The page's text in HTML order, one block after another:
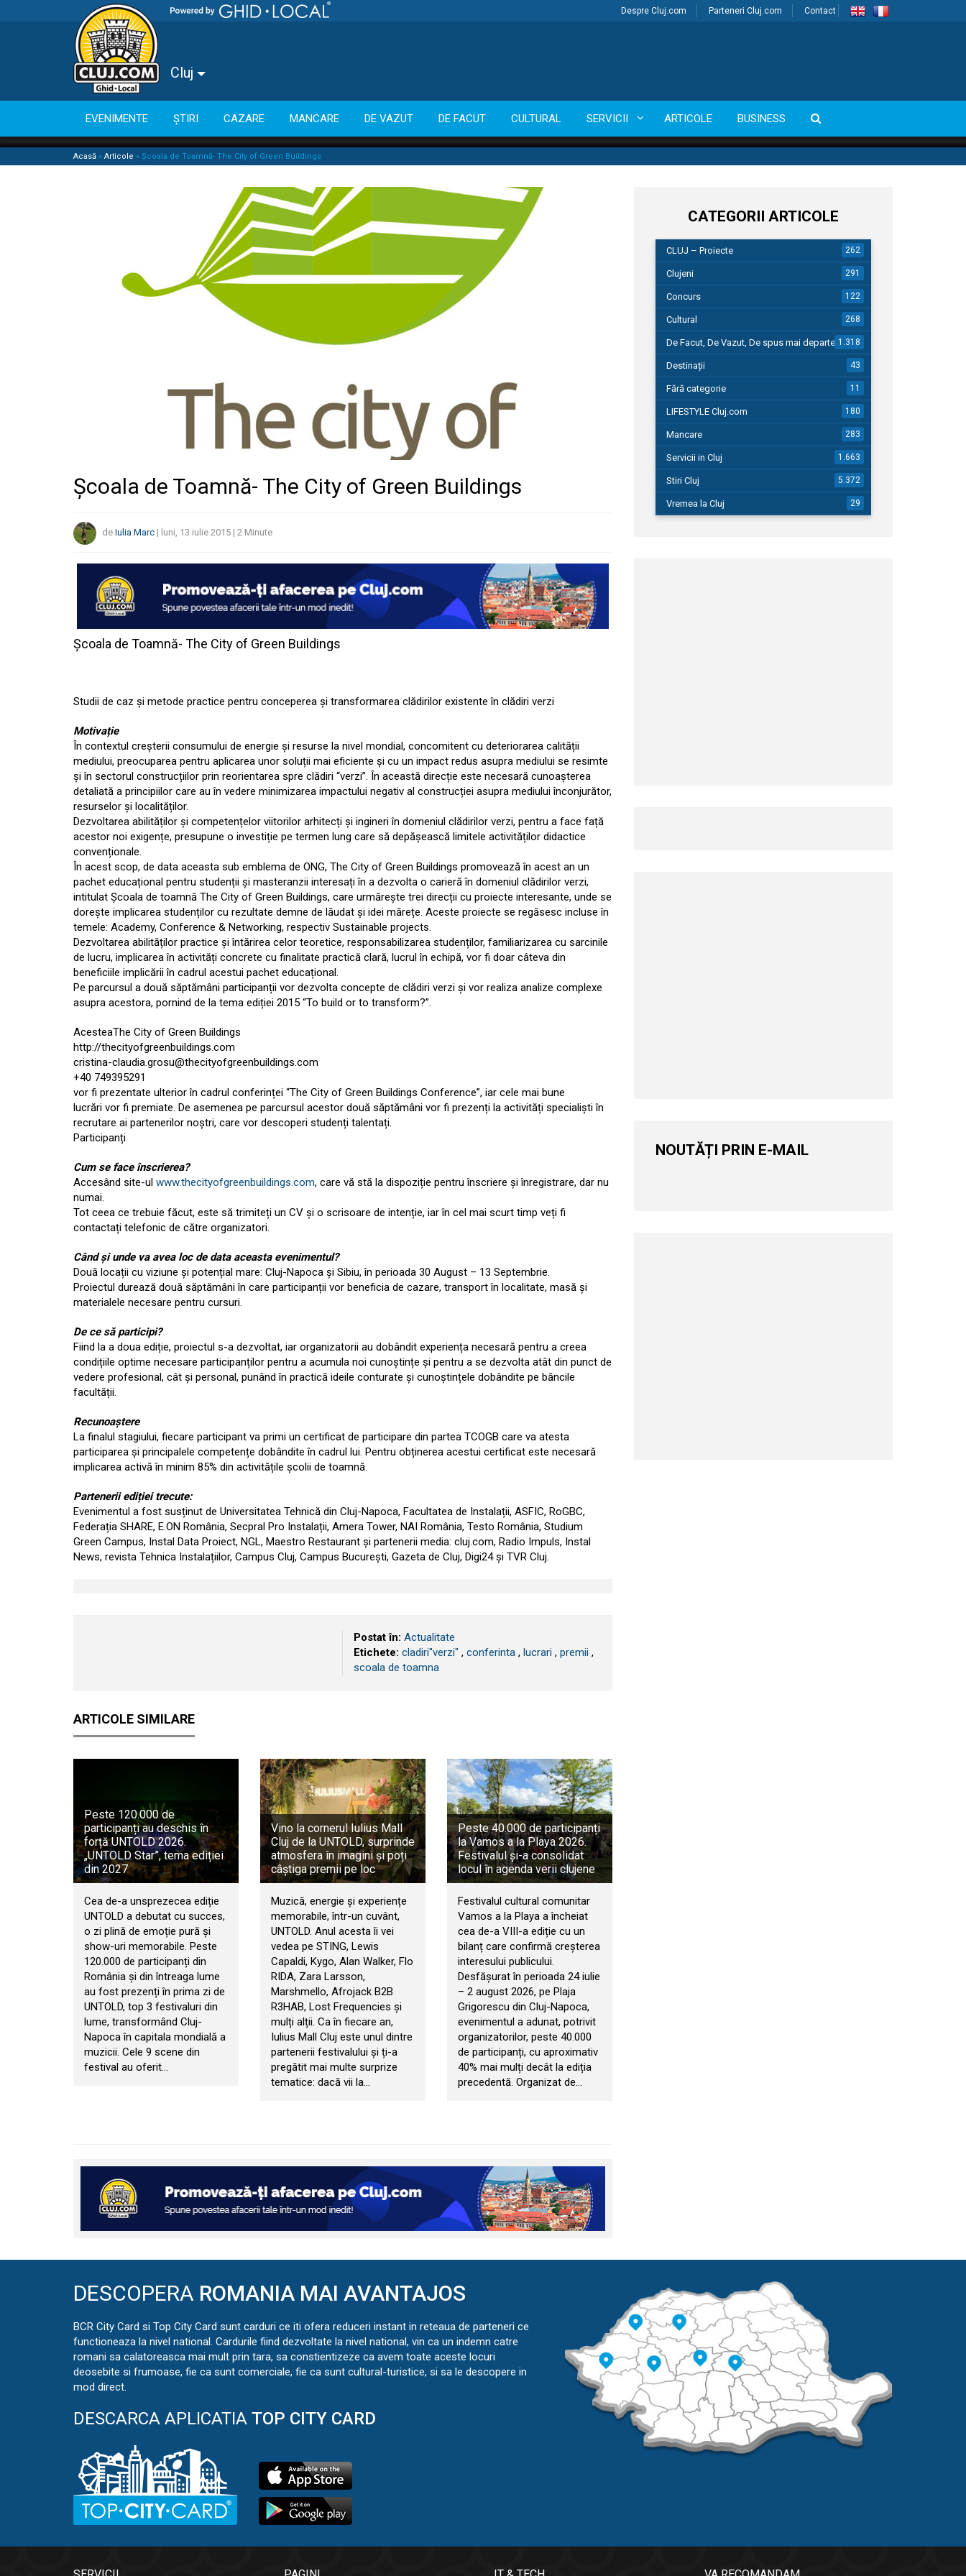
Despre Cluj.com Parteneri Cluj.com Contact
Cluj
EVENIMENTE ȘTIRI CAZARE MANCARE DE VAZUT DE FACUT CULTURAL SERVICII ARTICOLE BUSINESS
Acasă » Articole » Școala de Toamnă- The City of Green Buildings
Școala de Toamnă- The City of Green Buildings
de Iulia Marc | luni, 13 iulie 2015 | 2 Minute
Școala de Toamnă- The City of Green Buildings
Studii de caz și metode practice pentru conceperea și transformarea clădirilor existente în clădiri verzi
Motivație
În contextul creșterii consumului de energie și resurse la nivel mondial, concomitent cu deteriorarea calității
mediului, preocuparea pentru aplicarea unor soluții mai eficiente și cu un impact redus asupra mediului se resimte
și în sectorul construcțiilor prin reorientarea spre clădiri “verzi”. În această direcție este necesară cunoașterea
detaliată a principiilor care au în vedere minimizarea impactului negativ al construcției asupra mediului înconjurător,
resurselor și localităților.
Dezvoltarea abilităților și competențelor viitorilor arhitecți și ingineri în domeniul clădirilor verzi, pentru a face față
acestor noi exigențe, presupune o investiție pe termen lung care să depășească limitele activităților didactice
convenționale.
În acest scop, de data aceasta sub emblema de ONG, The City of Green Buildings promovează în acest an un
pachet educațional pentru studenții și masteranzii interesați în a dezvolta o carieră în domeniul clădirilor verzi,
intitulat Școala de toamnă The City of Green Buildings, care urmărește trei direcții cu proiecte interesante, unde se
dorește implicarea studenților cu rezultate demne de lăudat și idei mărețe. Aceste proiecte se regăsesc incluse în
temele: Academy, Conference & Networking, respectiv Sustainable projects.
Dezvoltarea abilităților practice și întărirea celor teoretice, responsabilizarea studenților, familiarizarea cu sarcinile
de lucru, implicarea în activități concrete cu finalitate practică clară, lucrul în echipă, vor fi doar câteva din
beneficiile implicării în cadrul acestui pachet educațional.
Pe parcursul a două săptămâni participanții vor dezvolta concepte de clădiri verzi și vor realiza analize complexe
asupra acestora, pornind de la tema ediției 2015 “To build or to transform?”.
AcesteaThe City of Green Buildings
http://thecityofgreenbuildings.com
cristina-claudia.grosu@thecityofgreenbuildings.com
+40 749395291
vor fi prezentate ulterior în cadrul conferinței “The City of Green Buildings Conference”, iar cele mai bune
lucrări vor fi premiate. De asemenea pe parcursul acestor două săptămâni vor fi prezenți la activități specialiști în
recrutare ai partenerilor noștri, care vor descoperi studenți talentați.
Participanți
Cum se face înscrierea?
Accesând site-ul www.thecityofgreenbuildings.com, care vă stă la dispoziție pentru înscriere și înregistrare, dar nu
numai.
Tot ceea ce trebuie făcut, este să trimiteți un CV și o scrisoare de intenție, iar în cel mai scurt timp veți fi
contactați telefonic de către organizatori.
Când și unde va avea loc de data aceasta evenimentul?
Două locații cu viziune și potențial mare: Cluj-Napoca și Sibiu, în perioada 30 August – 13 Septembrie.
Proiectul durează două săptămâni în care participanții vor beneficia de cazare, transport în localitate, masă și
materialele necesare pentru cursuri.
De ce să participi?
Fiind la a doua ediție, proiectul s-a dezvoltat, iar organizatorii au dobândit experiența necesară pentru a creea
condițiile optime necesare participanților pentru a acumula noi cunoștințe și pentru a se dezvolta atât din punct de
vedere profesional, cât și personal, punând în practică ideile conturate și cunoștințele dobândite pe băncile
facultății.
Recunoaștere
La finalul stagiului, fiecare participant va primi un certificat de participare din partea TCOGB care va atesta
participarea și principalele competențe dobândite în cadrul lui. Pentru obținerea acestui certificat este necesară
implicarea activă în minim 85% din activitățile școlii de toamnă.
Partenerii ediției trecute:
Evenimentul a fost susținut de Universitatea Tehnică din Cluj-Napoca, Facultatea de Instalații, ASFIC, RoGBC,
Federația SHARE, E.ON România, Secpral Pro Instalații, Amera Tower, NAI România, Testo România, Studium
Green Campus, Instal Data Proiect, NGL, Maestro Restaurant și partenerii media: cluj.com, Radio Impuls, Instal
News, revista Tehnica Instalațiilor, Campus Cluj, Campus București, Gazeta de Cluj, Digi24 și TVR Cluj.
Postat în: Actualitate
Etichete: cladiri"verzi" , conferinta , lucrari , premii ,
scoala de toamna
ARTICOLE SIMILARE
Peste 120.000 de
participanți au deschis în
forță UNTOLD 2026.
„UNTOLD Star”, tema ediției
din 2027
Cea de-a unsprezecea ediție
UNTOLD a debutat cu succes,
o zi plină de emoție pură și
show-uri memorabile. Peste
120.000 de participanți din
România și din întreaga lume
au fost prezenți în prima zi de
UNTOLD, top 3 festivaluri din
lume, transformând Cluj-
Napoca în capitala mondială a
muzicii. Cele 9 scene din
festival au oferit…
Vino la cornerul Iulius Mall
Cluj de la UNTOLD, surprinde
atmosfera în imagini și poți
câștiga premii pe loc
Muzică, energie și experiențe
memorabile, într-un cuvânt,
UNTOLD. Anul acesta îi vei
vedea pe STING, Lewis
Capaldi, Kygo, Alan Walker, Flo
RIDA, Zara Larsson,
Marshmello, Afrojack B2B
R3HAB, Lost Frequencies și
mulți alții. Ca în fiecare an,
Iulius Mall Cluj este unul dintre
partenerii festivalului și ți-a
pregătit mai multe surprize
tematice: dacă vii la…
Peste 40.000 de participanți
la Vamos a la Playa 2026.
Festivalul și-a consolidat
locul în agenda verii clujene
Festivalul cultural comunitar
Vamos a la Playa a încheiat
cea de-a VIII-a ediție cu un
bilanț care confirmă creșterea
interesului publicului.
Desfășurat în perioada 24 iulie
– 2 august 2026, pe Plaja
Grigorescu din Cluj-Napoca,
evenimentul a adunat, potrivit
organizatorilor, peste 40.000
de participanți, cu aproximativ
40% mai mulți decât la ediția
precedentă. Organizat de…
CATEGORII ARTICOLE
CLUJ – Proiecte 262
Clujeni 291
Concurs 122
Cultural 268
De Facut, De Vazut, De spus mai departe…1.318
Destinații 43
Fără categorie 11
LIFESTYLE Cluj.com 180
Mancare 283
Servicii in Cluj 1.663
Stiri Cluj 5.372
Vremea la Cluj 29
NOUTĂȚI PRIN E-MAIL
DESCOPERA ROMANIA MAI AVANTAJOS
BCR City Card si Top City Card sunt carduri ce iti ofera reduceri instant in reteaua de parteneri ce
functioneaza la nivel national. Cardurile fiind dezvoltate la nivel national, vin ca un indemn catre
romani sa calatoreasca mai mult prin tara, sa constientizeze ca avem toate aceste locuri
deosebite si frumoase, fie ca sunt comerciale, fie ca sunt cultural-turistice, si sa le descopere in
mod direct.
DESCARCA APLICATIA TOP CITY CARD